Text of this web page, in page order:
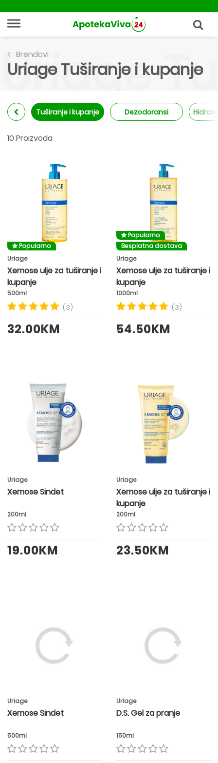
Brendovi
Uriage Tuširanje i kupanje
Uriage
Tuširanje i kupanje Dezodoransi
10 Proizvoda
Popularno
Uriage
Xemose ulje za tuširanje i
kupanje
500ml
(3)
32.00KM
Popularno
Besplatna dostava
Uriage
Xemose ulje za tuširanje i
kupanje
1000ml
(3)
54.50KM
Uriage
Xemose Sindet
200ml
19.00KM
Uriage
Xemose ulje za tuširanje i
kupanje
200ml
23.50KM
Uriage
Xemose Sindet
500ml
Uriage
D.S. Gel za pranje
150ml